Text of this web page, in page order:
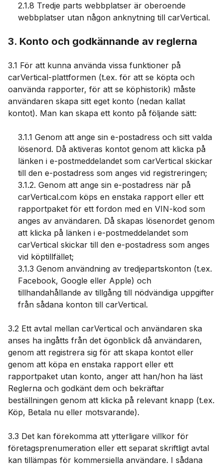
2.1.8 Tredje parts webbplatser är oberoende
webbplatser utan någon anknytning till carVertical.
3. Konto och godkännande av reglerna
3.1 För att kunna använda vissa funktioner på
carVertical-plattformen (t.ex. för att se köpta och
oanvända rapporter, för att se köphistorik) måste
användaren skapa sitt eget konto (nedan kallat
kontot). Man kan skapa ett konto på följande sätt:
3.1.1 Genom att ange sin e-postadress och sitt valda
lösenord. Då aktiveras kontot genom att klicka på
länken i e-postmeddelandet som carVertical skickar
till den e-postadress som anges vid registreringen;
3.1.2. Genom att ange sin e-postadress när på
carVertical.com köps en enstaka rapport eller ett
rapportpaket för ett fordon med en VIN-kod som
anges av användaren. Då skapas lösenordet genom
att klicka på länken i e-postmeddelandet som
carVertical skickar till den e-postadress som anges
vid köptillfället;
3.1.3 Genom användning av tredjepartskonton (t.ex.
Facebook, Google eller Apple) och
tillhandahållande av tillgång till nödvändiga uppgifter
från sådana konton till carVertical.
3.2 Ett avtal mellan carVertical och användaren ska
anses ha ingåtts från det ögonblick då användaren,
genom att registrera sig för att skapa kontot eller
genom att köpa en enstaka rapport eller ett
rapportpaket utan konto, anger att han/hon ha läst
Reglerna och godkänt dem och bekräftar
beställningen genom att klicka på relevant knapp (t.ex.
Köp, Betala nu eller motsvarande).
3.3 Det kan förekomma att ytterligare villkor för
företagsprenumeration eller ett separat skriftligt avtal
kan tillämpas för kommersiella användare. I sådana